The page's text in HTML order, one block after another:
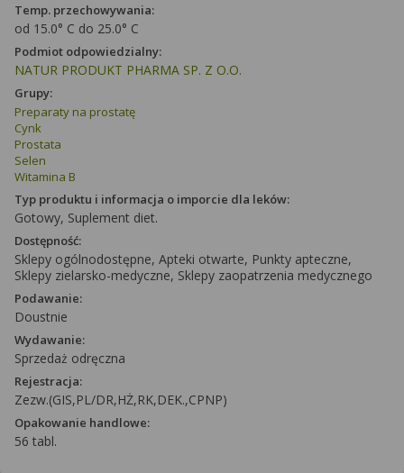
Temp. przechowywania:
od 15.0° C do 25.0° C
Podmiot odpowiedzialny:
NATUR PRODUKT PHARMA SP. Z O.O.
Grupy:
Preparaty na prostatę
Cynk
Prostata
Selen
Witamina B
Typ produktu i informacja o imporcie dla leków:
Gotowy, Suplement diet.
Dostępność:
Sklepy ogólnodostępne, Apteki otwarte, Punkty apteczne,
Sklepy zielarsko-medyczne, Sklepy zaopatrzenia medycznego
Podawanie:
Doustnie
Wydawanie:
Sprzedaż odręczna
Rejestracja:
Zezw.(GIS,PL/DR,HŻ,RK,DEK.,CPNP)
Opakowanie handlowe:
56 tabl.